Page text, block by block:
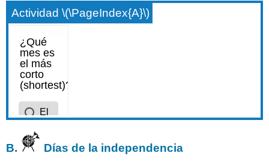
Actividad \(\PageIndex{A}\)
B. Días de la independencia